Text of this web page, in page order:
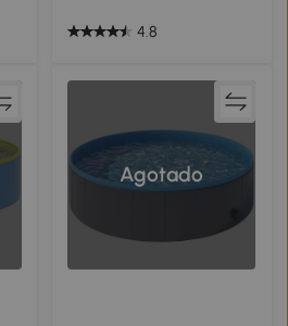
4.8
Agotado